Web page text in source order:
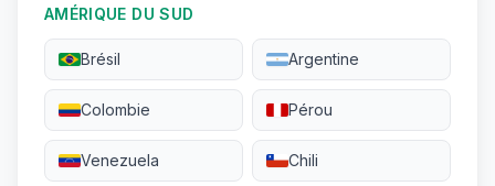
AMÉRIQUE DU SUD
Brésil Argentine
Colombie Pérou
Venezuela Chili